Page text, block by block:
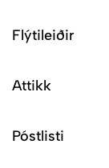
Flýtileiðir
Attikk
Póstlisti